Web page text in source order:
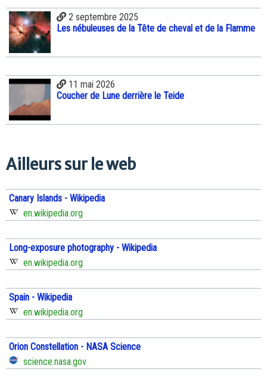
2 septembre 2025
Les nébuleuses de la Tête de cheval et de la Flamme
11 mai 2026
Coucher de Lune derrière le Teide
Ailleurs sur le web
Canary Islands - Wikipedia
en.wikipedia.org
Long-exposure photography - Wikipedia
en.wikipedia.org
Spain - Wikipedia
en.wikipedia.org
Orion Constellation - NASA Science
science.nasa.gov